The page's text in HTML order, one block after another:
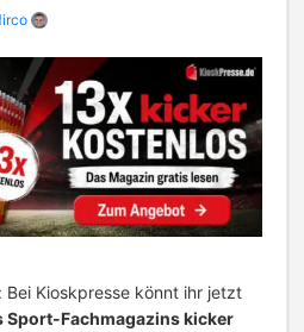
Bei Kioskpresse könnt ihr jetzt
Sport-Fachmagazins kicker